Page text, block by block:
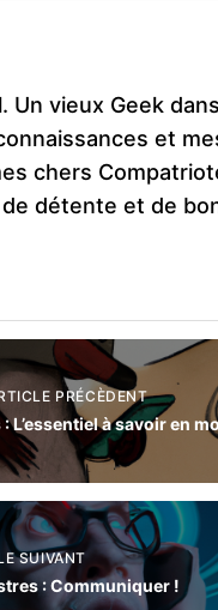
Un vieux Geek
et
chers
détente et de
PRÉCÈDENT
L’essentiel à savoir en
SUIVANT
: Communiquer !